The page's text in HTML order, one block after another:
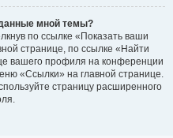
мной темы?
по ссылке «Показать ваши
странице, по ссылке «Найти
вашего профиля на конференции
«Ссылки» на главной странице.
страницу расширенного